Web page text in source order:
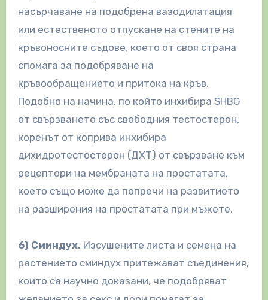
насърчаване на подобрена вазодилатация
или естественото отпускане на стените на
кръвоносните съдове, което от своя страна
спомага за подобряване на
кръвообращението и притока на кръв.
Подобно на начина, по който инхибира SHBG
от свързването със свободния тестостерон,
коренът от коприва инхибира
дихидротестостерон (ДХТ) от свързване към
рецептори на мембраната на простатата,
което също може да попречи на развитието
на разширения на простатата при мъжете.
6) Сминдух. Изсушените листа и семена на
растението сминдух притежават съединения,
които са научно доказани, че подобряват